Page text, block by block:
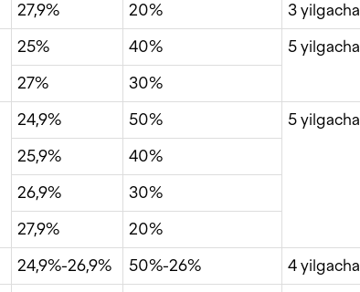
27,9% 20%
3 yilgacha
25% 40%
5 yilgacha
27%
30%
24,9% 50%
5 yilgacha
25,9%
40%
26,9%
30%
27,9%
20%
24,9%-26,9% 50%-26%
4 yilgacha